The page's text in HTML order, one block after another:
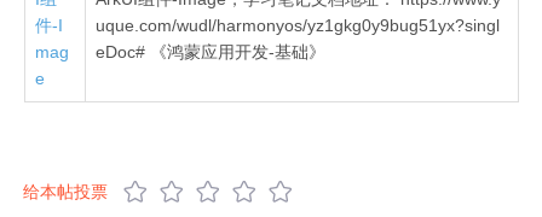
件-I
mag
e
uque.com/wudl/harmonyos/yz1gkg0y9bug51yx?singl
eDoc# 《鸿蒙应用开发-基础》
给本帖投票